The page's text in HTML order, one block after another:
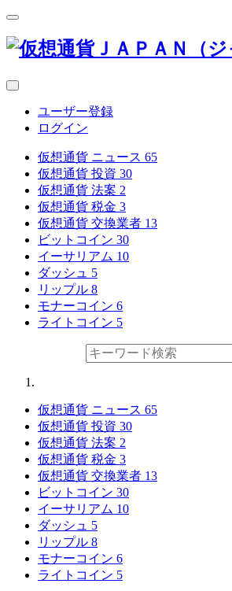
ユーザー登録
ログイン
仮想通貨 ニュース 65
仮想通貨 投資 30
仮想通貨 法案 2
仮想通貨 税金 3
仮想通貨 交換業者 13
ビットコイン 30
イーサリアム 10
ダッシュ 5
リップル 8
モナーコイン 6
ライトコイン 5
仮想通貨 ニュース 65
仮想通貨 投資 30
仮想通貨 法案 2
仮想通貨 税金 3
仮想通貨 交換業者 13
ビットコイン 30
イーサリアム 10
ダッシュ 5
リップル 8
モナーコイン 6
ライトコイン 5